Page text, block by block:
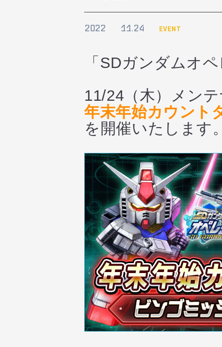
2022 11.24 EVENT
「SDガンダムオ
11/24（木）メン
年末年始カウント
を開催いたします